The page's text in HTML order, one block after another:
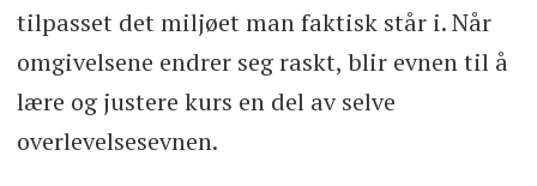
tilpasset det miljøet man faktisk står i. Når
omgivelsene endrer seg raskt, blir evnen til å
lære og justere kurs en del av selve
overlevelsesevnen.